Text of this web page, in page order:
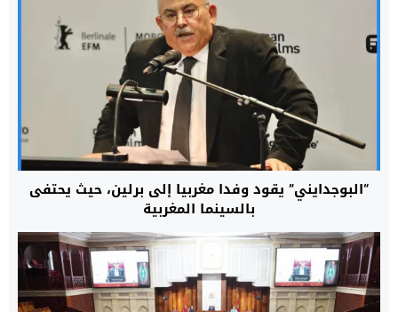
“البوجدايني” يقود وفدا مغربيا إلى برلين، حيث يحتفى
بالسينما المغربية